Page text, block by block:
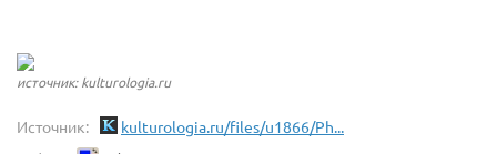
источник: kulturologia.ru
Источник: kulturologia.ru/files/u1866/Ph...